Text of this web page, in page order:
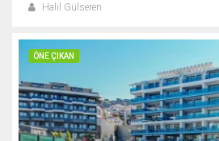
Halil Gülseren
ÖNE ÇIKAN